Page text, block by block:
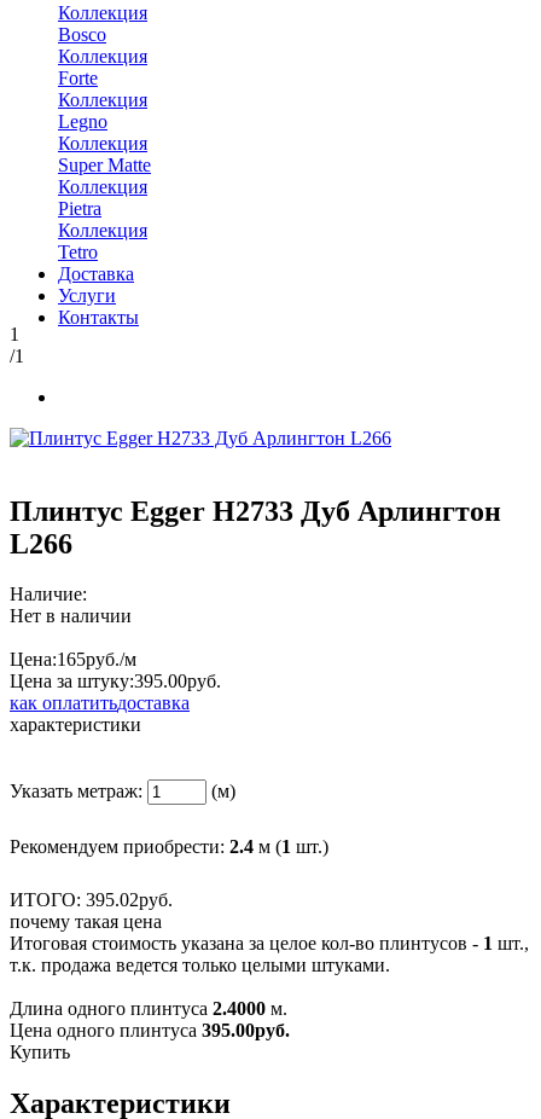
Коллекция
Bosco
Коллекция
Forte
Коллекция
Legno
Коллекция
Super Matte
Коллекция
Pietra
Коллекция
Tetro
Доставка
Услуги
Контакты
1
/1
Плинтус Egger Н2733 Дуб Арлингтон
L266
Наличие:
Нет в наличии
Цена:165руб./м
Цена за штуку:395.00руб.
как оплатитьдоставка
характеристики
Указать метраж: (м)
Рекомендуем приобрести: 2.4 м (1 шт.)
ИТОГО: 395.02руб.
почему такая цена
Итоговая стоимость указана за целое кол-во плинтусов - 1 шт.,
т.к. продажа ведется только целыми штуками.
Длина одного плинтуса 2.4000 м.
Цена одного плинтуса 395.00руб.
Купить
Характеристики